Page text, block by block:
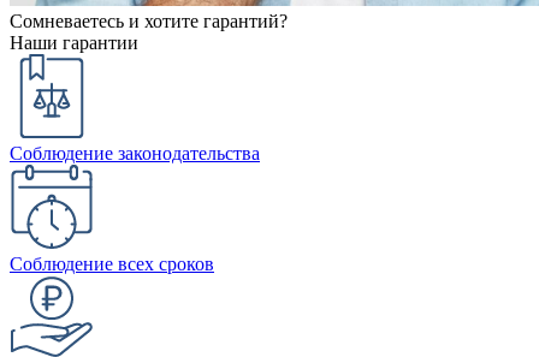
Сомневаетесь и хотите гарантий?
Наши гарантии
Соблюдение законодательства
Соблюдение всех сроков